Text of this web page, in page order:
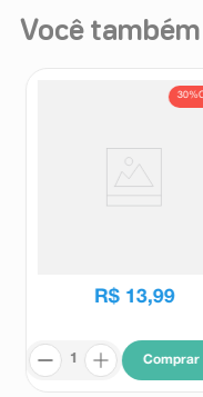
Você
30%
R$ 13,99
Comprar